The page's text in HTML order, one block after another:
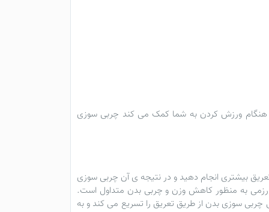
هنگام ورزش کردن به شما کمک می کند چربی سوزی
تعریق بیشتری انجام دهید و در نتیجه ی آن چربی سوزی
به منظور کاهش وزن و چربی بدن متداول است.
سوزی بدن از طریق تعریق را تسریع می کند و به